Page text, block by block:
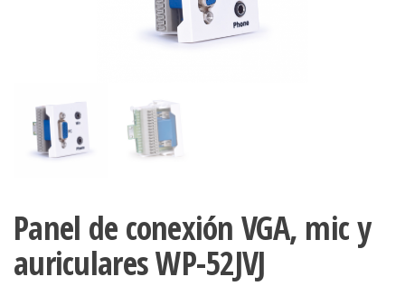
Panel de conexión VGA, mic y
auriculares WP-52JVJ